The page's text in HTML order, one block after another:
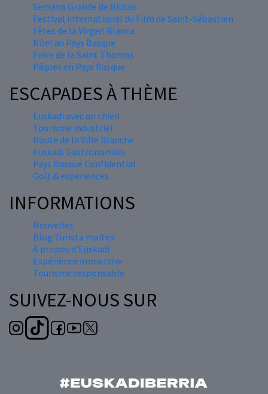
Semana Grande de Bilbao
Festival international du Film de Saint-Sébastien
Fêtes de la Virgen Blanca
Nöel au Pays Basque
Foire de la Saint Thomas
Pâques en Pays Basque
ESCAPADES À THÈME
Euskadi avec un chien
Tourisme industriel
Route de la Ville Blanche
Euskadi Gastronomika
Pays Basque Confidential
Golf & experiences
INFORMATIONS
Nouvelles
Blog Turista maitea
À propos d'Euskadi
Expérience immersive
Tourisme responsable
SUIVEZ-NOUS SUR